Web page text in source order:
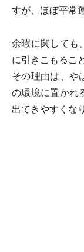
すが、ほぼ平常
余暇に関しても
に引きこもるこ
その理由は、や
の環境に置かれ
出てきやすくな